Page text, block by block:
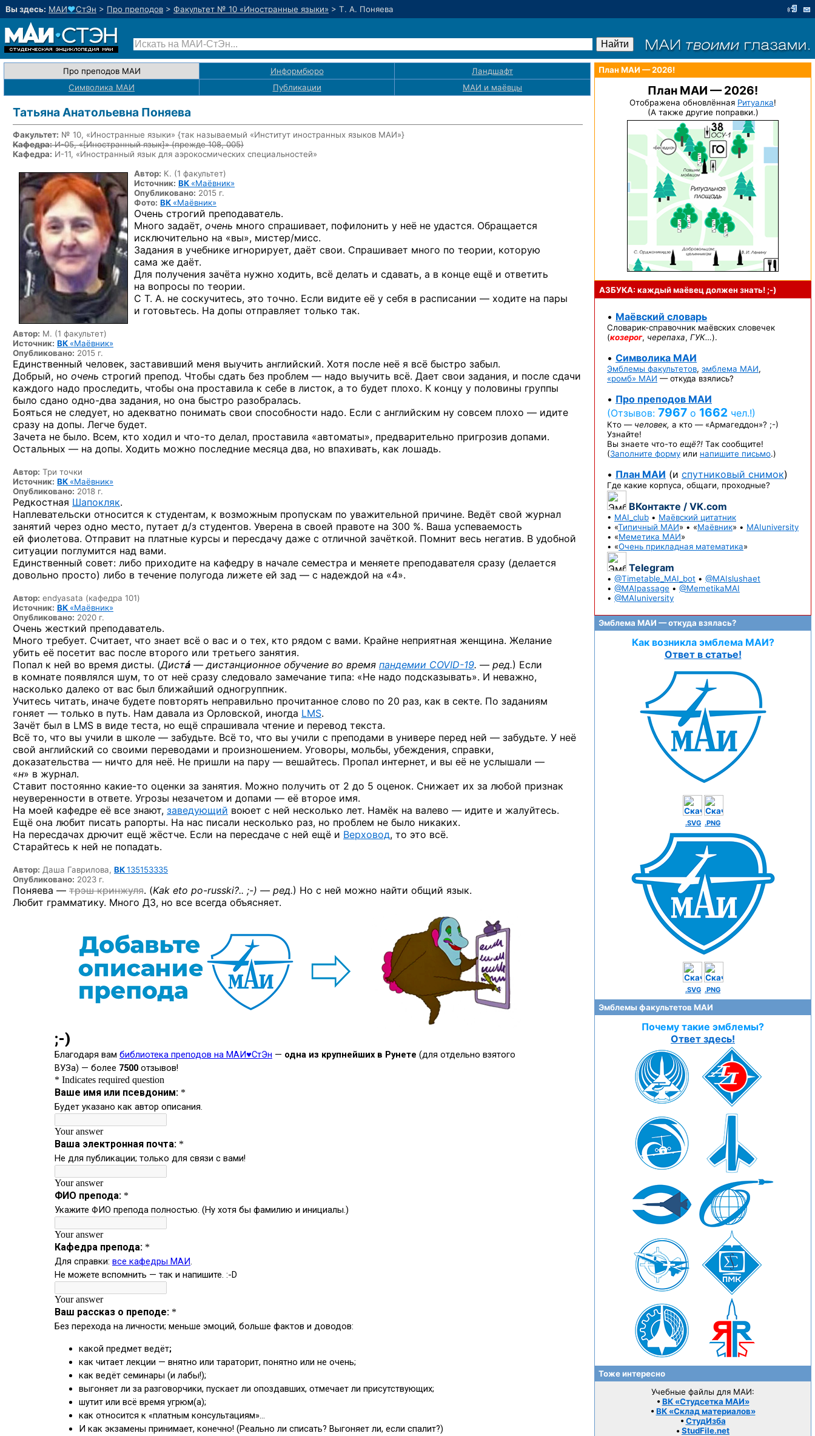
Вы здесь: МАИ♥СтЭн > Про преподов > Факультет № 10 «Иностранные языки» > Т. А. Поняева
Про преподов МАИ Информбюро
Ландшафт
Символика МАИ
Публикации МАИ и маёвцы
Татьяна Анатольевна Поняева
Факультет: № 10, «Иностранные языки» {так называемый «Институт иностранных языков МАИ»}
Кафедра:И-05, «[Иностранный язык]» (прежде 108, 005)
Кафедра: И-11, «Иностранный язык для аэрокосмических специальностей»
Автор: К. (1 факультет)
Источник: ВК «Маёвник»
Опубликовано: 2015 г.
Фото: ВК «Маёвник»
Очень строгий преподаватель.
Много задаёт, очень много спрашивает, пофилонить у неё не удастся. Обращается
исключительно на «вы», мистер/мисс.
Задания в учебнике игнорирует, даёт свои. Спрашивает много по теории, которую
сама же даёт.
Для получения зачёта нужно ходить, всё делать и сдавать, а в конце ещё и ответить
на вопросы по теории.
С Т. А. не соскучитесь, это точно. Если видите её у себя в расписании — ходите на пары
и готовьтесь. На допы отправляет только так.
Автор: М. (1 факультет)
Источник: ВК «Маёвник»
Опубликовано: 2015 г.
Единственный человек, заставивший меня выучить английский. Хотя после неё я всё быстро забыл.
Добрый, но очень строгий препод. Чтобы сдать без проблем — надо выучить всё. Дает свои задания, и после сдачи
каждого надо проследить, чтобы она проставила к себе в листок, а то будет плохо. К концу у половины группы
было сдано одно-два задания, но она быстро разобралась.
Бояться не следует, но адекватно понимать свои способности надо. Если с английским ну совсем плохо — идите
сразу на допы. Легче будет.
Зачета не было. Всем, кто ходил и что-то делал, проставила «автоматы», предварительно пригрозив допами.
Остальных — на допы. Ходить можно последние месяца два, но впахивать, как лошадь.
Автор: Три точки
Источник: ВК «Маёвник»
Опубликовано: 2018 г.
Редкостная Шапокляк.
Наплевательски относится к студентам, к возможным пропускам по уважительной причине. Ведёт свой журнал
занятий через одно место, путает д/з студентов. Уверена в своей правоте на 300 %. Ваша успеваемость
ей фиолетова. Отправит на платные курсы и пересдачу даже с отличной зачёткой. Помнит весь негатив. В удобной
ситуации поглумится над вами.
Единственный совет: либо приходите на кафедру в начале семестра и меняете преподавателя сразу (делается
довольно просто) либо в течение полугода лижете ей зад — с надеждой на «4».
Автор: endyasata (кафедра 101)
Источник: ВК «Маёвник»
Опубликовано: 2020 г.
Очень жесткий преподаватель.
Много требует. Считает, что знает всё о вас и о тех, кто рядом с вами. Крайне неприятная женщина. Желание
убить её посетит вас после второго или третьего занятия.
Попал к ней во время дисты. (Дистá — дистанционное обучение во время пандемии COVID-19. — ред.) Если
в комнате появлялся шум, то от неё сразу следовало замечание типа: «Не надо подсказывать». И неважно,
насколько далеко от вас был ближайший одногруппник.
Учитесь читать, иначе будете повторять неправильно прочитанное слово по 20 раз, как в секте. По заданиям
гоняет — только в путь. Нам давала из Орловской, иногда LMS.
Зачёт был в LMS в виде теста, но ещё спрашивала чтение и перевод текста.
Всё то, что вы учили в школе — забудьте. Всё то, что вы учили с преподами в универе перед ней — забудьте. У неё
свой английский со своими переводами и произношением. Уговоры, мольбы, убеждения, справки,
доказательства — ничто для неё. Не пришли на пару — вешайтесь. Пропал интернет, и вы её не услышали —
«н» в журнал.
Ставит постоянно какие-то оценки за занятия. Можно получить от 2 до 5 оценок. Снижает их за любой признак
неуверенности в ответе. Угрозы незачетом и допами — её второе имя.
На моей кафедре её все знают, заведующий воюет с ней несколько лет. Намёк на валево — идите и жалуйтесь.
Ещё она любит писать рапорты. На нас писали несколько раз, но проблем не было никаких.
На пересдачах дрючит ещё жёстче. Если на пересдаче с ней ещё и Верховод, то это всё.
Старайтесь к ней не попадать.
Автор: Даша Гаврилова, ВК135153335
Опубликовано: 2023 г.
Поняева — трэш кринжуля. (Kak eto po-russki?.. ;-) — ред.) Но с ней можно найти общий язык.
Любит грамматику. Много ДЗ, но все всегда объясняет.
План МАИ — 2026!
План МАИ — 2026!
Отображена обновлённая Ритуалка!
(А также другие поправки.)
АЗБУКА: каждый маёвец должензнать! ;-)
• Маёвский словарь
Словарик-справочник маёвских словечек
(козерог, черепаха, ГУК…).
• Символика МАИ
Эмблемы факультетов, эмблема МАИ,
«ромб» МАИ — откуда взялись?
• Про преподов МАИ
(Отзывов: 7967 о 1662 чел.!)
Кто — человек, а кто — «Армагеддон»? ;-)
Узнайте!
Вы знаете что-то ещё?! Так сообщите!
(Заполните форму или напишите письмо.)
• План МАИ (и спутниковый снимок)
Где какие корпуса, общаги, проходные?
ВКонтакте / VK.com
• MAI_club • Маёвский цитатник
• «Типичный МАИ» • «Маёвник» • MAIuniversity
• «Меметика МАИ»
• «Очень прикладная математика»
Telegram
• @Timetable_MAI_bot • @MAIslushaet
• @MAIpassage • @MemetikaMAI
• @MAIuniversity
Эмблема МАИ — откуда взялась?
Как возникла эмблема МАИ?
Ответ в статье!
.SVG .PNG
.SVG .PNG
Эмблемы факультетов МАИ
Почему такие эмблемы?
Ответ здесь!
Тоже интересно
Учебные файлы для МАИ:
• ВК «Студсетка МАИ»
• ВК «Склад материалов»
• СтудИзба
• StudFile.net